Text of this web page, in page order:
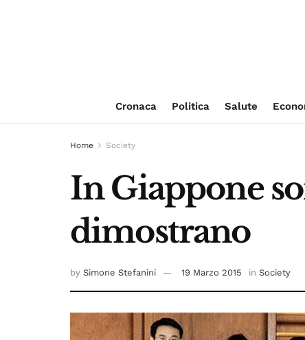
Cronaca Politica Salute
Home Society
In Giappone
dimostrano
by Simone Stefanini 19 Marzo 2015 in Society